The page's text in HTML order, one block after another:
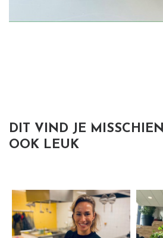
DIT VIND JE MISSCHIEN
OOK LEUK